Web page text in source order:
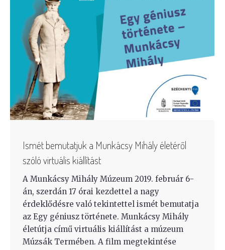
Ismét bemutatjuk a Munkácsy Mihály életéről
szóló virtuális kiállítást
A Munkácsy Mihály Múzeum 2019. február 6-
án, szerdán 17 órai kezdettel a nagy
érdeklődésre való tekintettel ismét bemutatja
az Egy géniusz története. Munkácsy Mihály
életútja című virtuális kiállítást a múzeum
Múzsák Termében. A film megtekintése